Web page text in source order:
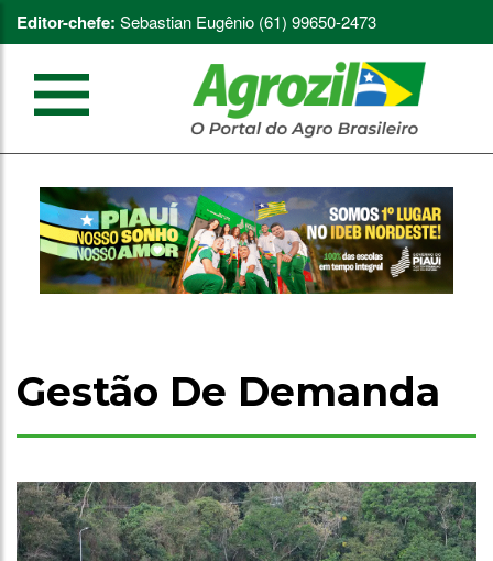
Editor-chefe: Sebastian Eugênio (61) 99650-2473
Gestão De Demanda